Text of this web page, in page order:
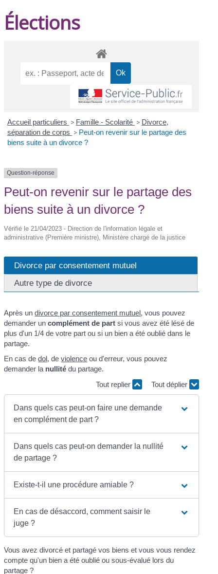
Élections
Accueil particuliers > Famille - Scolarité > Divorce,
séparation de corps > Peut-on revenir sur le partage des
biens suite à un divorce ?
Question-réponse
Peut-on revenir sur le partage des
biens suite à un divorce ?
Vérifié le 21/04/2023 - Direction de l'information légale et
administrative (Première ministre), Ministère chargé de la justice
Divorce par consentement mutuel
Autre type de divorce
Après undivorce par consentement mutuel, vous pouvez
demander uncomplément de part si vous avez été lésé de
plus d'un 1/4 de votre part ou si un bien a été oublié dans le
partage.
En cas dedol, deviolence ou d'erreur, vous pouvez
demander la nullité du partage.
Tout replier
Tout déplier
Dans quels cas peut-on faire une demande
en complément de part ?
Dans quels cas peut-on demander la nullité
de partage ?
Existe-t-il une procédure amiable ?
En cas de désaccord, comment saisir le
juge ?
Vous avez divorcé et partagé vos biens et vous vous rendez
compte qu'un bien a été oublié ou sous-évalué lors du
partage ?